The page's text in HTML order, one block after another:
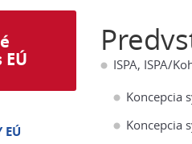
ISPA, ISPA/
Koncepcia
Koncepcia
EÚ